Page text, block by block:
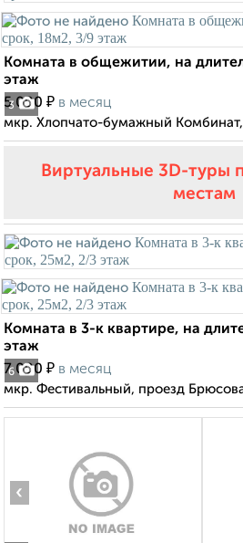
3
Комната в общежитии, на
этаж
5 000 ₽ в месяц
мкр. Хлопчато-бумажный Комбинат,
Виртуальные 3D-туры
местам
6
Комната в 3-к квартире, на
этаж
7 000 ₽ в месяц
мкр. Фестивальный, проезд
‹